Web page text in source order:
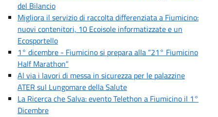
del Bilancio
Migliora il servizio di raccolta differenziata a Fiumicino:
nuovi contenitori, 10 Ecoisole informatizzate e un
Ecosportello
1° dicembre - Fiumicino si prepara alla “21° Fiumicino
Half Marathon”
Al via i lavori di messa in sicurezza per le palazzine
ATER sul Lungomare della Salute
La Ricerca che Salva: evento Telethon a Fiumicino il 1°
Dicembre